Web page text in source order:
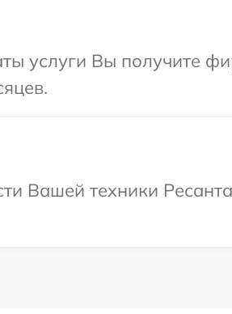
услуги Вы получите
Вашей техники